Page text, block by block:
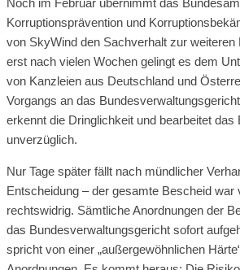
Noch im Februar übernimmt das
Korruptionsprävention und
von SkyWind den Sachverhalt zur weiteren
erst nach vielen Wochen gelingt es dem
von Kanzleien aus Deutschland und
Vorgangs an das
erkennt die Dringlichkeit und bearbeitet das
unverzüglich.
Nur Tage später fällt nach mündlicher
Entscheidung – der gesamte Bescheid war
rechtswidrig. Sämtliche Anordnungen der
das Bundesverwaltungsgericht sofort
spricht von einer „außergewöhnlichen